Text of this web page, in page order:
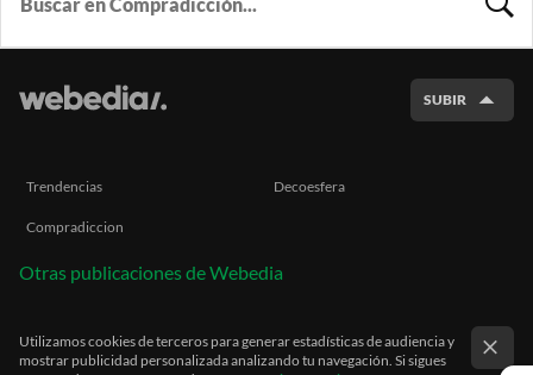
SUBIR
Trendencias Decoesfera
Compradiccion
Otras publicaciones de Webedia
Utilizamos cookies de terceros para generar estadísticas de audiencia y
mostrar publicidad personalizada analizando tu navegación. Si sigues